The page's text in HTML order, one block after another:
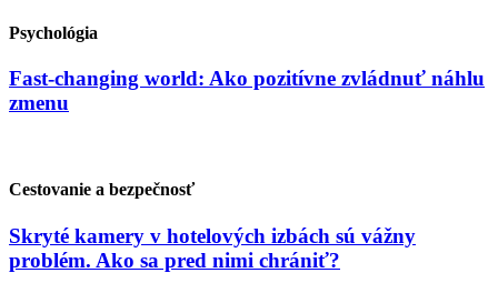
Psychológia
Fast-changing world: Ako pozitívne zvládnuť náhlu
zmenu
Cestovanie a bezpečnosť
Skryté kamery v hotelových izbách sú vážny
problém. Ako sa pred nimi chrániť?